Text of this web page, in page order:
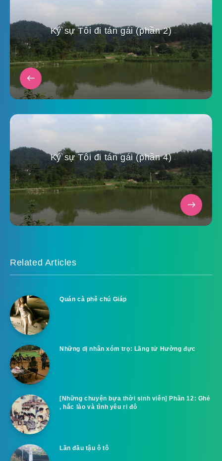
Ký sự Tôi đi tán gái (phần 2)
Ký sự Tôi đi tán gái (phần 4)
Related Articles
Quán cà phê chú Giáp
Những dị nhân xóm trọ: Lãng tử Hường đực
[Những chuyện bựa thời sinh viên] Phần 12: Ghẻ
, hắc lào và tình yêu ri đô
Lần đầu tậu ô tô